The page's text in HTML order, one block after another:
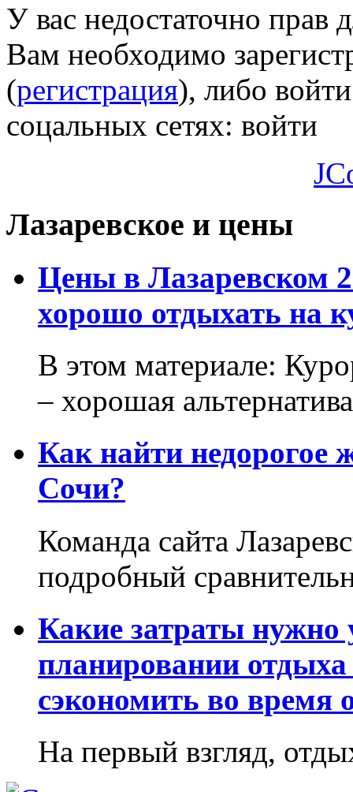
У вас недостаточно прав
Вам необходимо
(регистрация), либо
соцальных сетях: войти
Лазаревское и цены
Цены в Лазаревском
хорошо отдыхать на
В этом материале:
– хорошая
Как найти недорогое
Сочи?
Команда сайта
подробный
Какие затраты нужно
планировании
сэкономить во время
На первый взгляд,